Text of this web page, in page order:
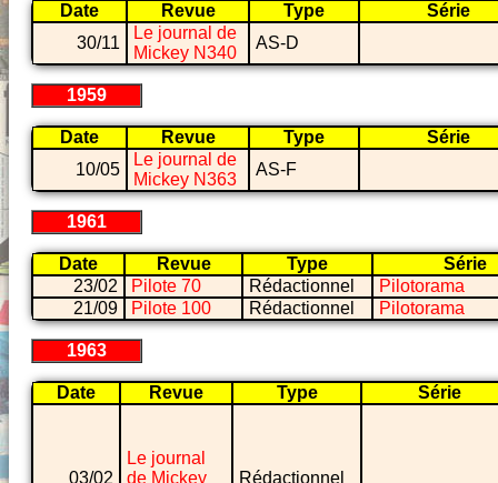
Date Revue Type
Série
30/11
Le journal de
Mickey N340
AS-D
1959
Date Revue Type
Série
10/05
Le journal de
Mickey N363
AS-F
1961
Date Revue Type
Série
23/02
Pilote 70 Rédactionnel
Pilotorama
21/09
Pilote 100 Rédactionnel Pilotorama
1963
Date Revue Type Série
03/02
Le journal
de Mickey
Rédactionnel